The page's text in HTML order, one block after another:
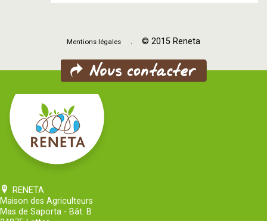
Mentions légales . © 2015 Reneta
RENETA
Maison des Agriculteurs
Mas de Saporta - Bât. B